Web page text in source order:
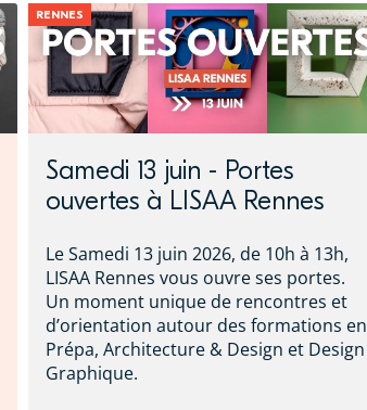
RENNES
Samedi 13 juin - Portes
ouvertes à LISAA Rennes
Le Samedi 13 juin 2026, de 10h à 13h,
LISAA Rennes vous ouvre ses portes.
Un moment unique de rencontres et
d’orientation autour des formations en
Prépa, Architecture & Design et Design
Graphique.